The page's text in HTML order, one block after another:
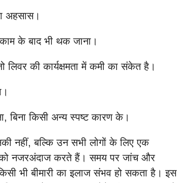
अहसास।
के बाद भी थक जाना।
लिवर की कार्यक्षमता में कमी का संकेत है।
बिना किसी अन्य स्पष्ट कारण के।
नहीं, बल्कि उन सभी लोगों के लिए एक
नजरअंदाज करते हैं। समय पर जांच और
भी बीमारी का इलाज संभव हो सकता है। इस